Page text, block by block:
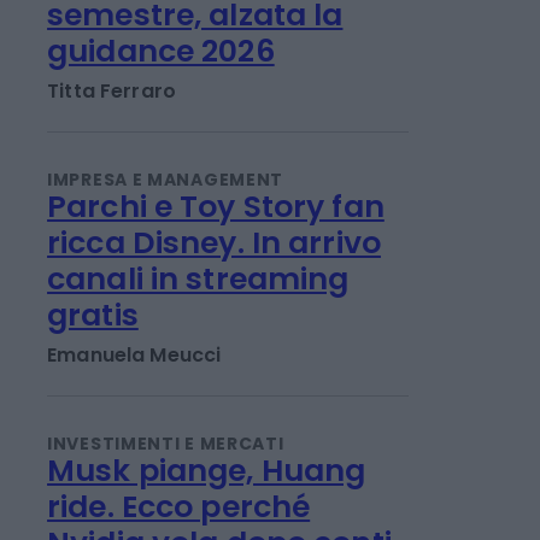
IMPRESA E MANAGEMENT
Banco Bpm: utile a 1,06
miliardi nel 1°
Titta Ferraro
IMPRESA E MANAGEMENT
Parchi e Toy Story fan
ricca Disney. In arrivo
Emanuela Meucci